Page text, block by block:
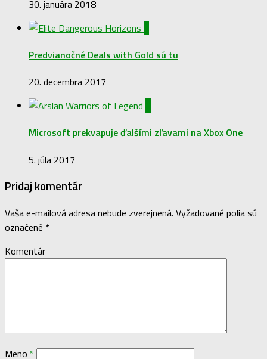
30. januára 2018
Predvianočné Deals with Gold sú tu
20. decembra 2017
Microsoft prekvapuje ďalšími zľavami na Xbox One
5. júla 2017
Pridaj komentár
Vaša e-mailová adresa nebude zverejnená. Vyžadované polia sú
označené *
Komentár
Meno *